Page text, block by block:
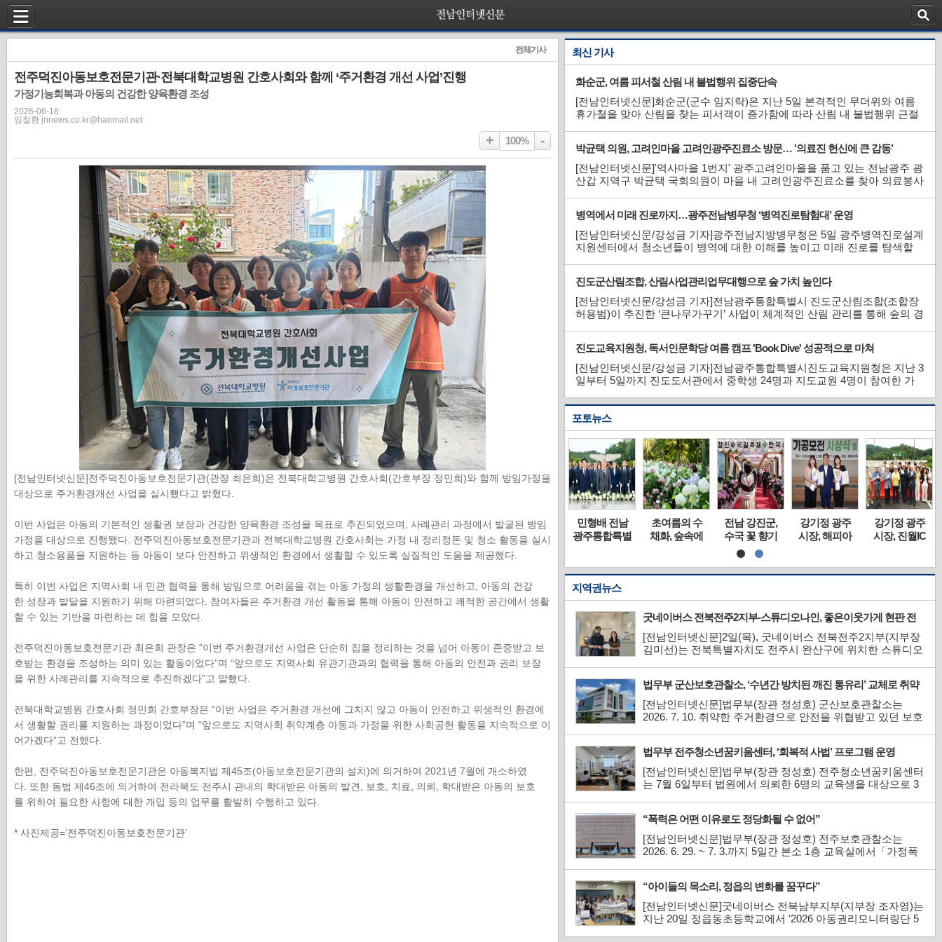
전체기사
전주덕진아동보호전문기관·전북대학교병원 간호사회와 함께 ‘주거환경 개선 사업’진행
가정기능회복과 아동의 건강한 양육환경 조성
2026-06-16
임철환 jnnews.co.kr@hanmail.net
+ 100% -
[전남인터넷신문]전주덕진아동보호전문기관(관장 최은희)은 전북대학교병원 간호사회(간호부장 정민희)와 함께 방임가정을
대상으로 주거환경개선 사업을 실시했다고 밝혔다.
이번 사업은 아동의 기본적인 생활권 보장과 건강한 양육환경 조성을 목표로 추진되었으며, 사례관리 과정에서 발굴된 방임
가정을 대상으로 진행됐다. 전주덕진아동보호전문기관과 전북대학교병원 간호사회는 가정 내 정리정돈 및 청소 활동을 실시
하고 청소용품을 지원하는 등 아동이 보다 안전하고 위생적인 환경에서 생활할 수 있도록 실질적인 도움을 제공했다.
특히 이번 사업은 지역사회 내 민관 협력을 통해 방임으로 어려움을 겪는 아동 가정의 생활환경을 개선하고, 아동의 건강
한 성장과 발달을 지원하기 위해 마련되었다. 참여자들은 주거환경 개선 활동을 통해 아동이 안전하고 쾌적한 공간에서 생활
할 수 있는 기반을 마련하는 데 힘을 모았다.
전주덕진아동보호전문기관 최은희 관장은 “이번 주거환경개선 사업은 단순히 집을 정리하는 것을 넘어 아동이 존중받고 보
호받는 환경을 조성하는 의미 있는 활동이었다”며 “앞으로도 지역사회 유관기관과의 협력을 통해 아동의 안전과 권리 보장
을 위한 사례관리를 지속적으로 추진하겠다”고 말했다.
전북대학교병원 간호사회 정민희 간호부장은 “이번 사업은 주거환경 개선에 그치지 않고 아동이 안전하고 위생적인 환경에
서 생활할 권리를 지원하는 과정이었다”며 “앞으로도 지역사회 취약계층 아동과 가정을 위한 사회공헌 활동을 지속적으로 이
어가겠다”고 전했다.
한편, 전주덕진아동보호전문기관은 아동복지법 제45조(아동보호전문기관의 설치)에 의거하여 2021년 7월에 개소하였
다. 또한 동법 제46조에 의거하여 전라북도 전주시 관내의 학대받은 아동의 발견, 보호, 치료, 의뢰, 학대받은 아동의 보호
를 위하여 필요한 사항에 대한 개입 등의 업무를 활발히 수행하고 있다.
* 사진제공=‘전주덕진아동보호전문기관’
최신 기사
화순군, 여름 피서철 산림 내 불법행위 집중단속
[전남인터넷신문]화순군(군수 임지락)은 지난 5일 본격적인 무더위와 여름
휴가철을 맞아 산림을 찾는 피서객이 증가함에 따라 산림 내 불법행위 근절
위한 것으로, 군은 산림사법...
박균택 의원, 고려인마을 고려인광주진료소 방문… '의료진 헌신에 큰 감동’
[전남인터넷신문]'역사마을 1번지' 광주고려인마을을 품고 있는 전남광주 광
산갑 지역구 박균택 국회의원이 마을 내 고려인광주진료소를 찾아 의료봉사
의료진과 자원봉사자들을 격...
병역에서 미래 진로까지…광주전남병무청 ‘병역진로탐험대’ 운영
[전남인터넷신문/강성금 기자]광주전남지방병무청은 5일 광주병역진로설계
지원센터에서 청소년들이 병역에 대한 이해를 높이고 미래 진로를 탐색할
있도록 체험 중심의 교육으...
진도군산림조합, 산림사업관리업무대행으로 숲 가치 높인다
[전남인터넷신문/강성금 기자]전남광주통합특별시 진도군산림조합(조합장
허용범)이 추진한 ‘큰나무가꾸기’ 사업이 체계적인 산림 관리를 통해 숲의 경
이 약 79.5%인 39.86ha 차지...
진도교육지원청, 독서인문학당 여름 캠프 'Book Dive' 성공적으로 마쳐
[전남인터넷신문/강성금 기자]전남광주통합특별시진도교육지원청은 지난 3
일부터 5일까지 진도도서관에서 중학생 24명과 지도교원 4명이 참여한 가
(Book Dive)’를 개최했다. 캠프가 열린 진도도서관 다목적실은 대형 피크닉
매트, 파라솔, 우드 테이블, 릴렉스 체어...
포토뉴스
신안군, 슬로
시티 신안으
로 떠나라!
2회 무안황토
갯벌축제, 오
는 8월 29일부
터 9월 6일까
갯벌랜드 일
원에서 열려...
전남광주통합
특별시, 5·18
진실 알린 패
트릭 쇼벨에
수여
무안군 관광
팸투어 사진
이모 저모
보성군, 주월
산 패러글라
이딩활공장에
서 만나는 압
경
민형배 전남
광주통합특별
참배
초여름의 수
채화, 숲속에
제림의 화려
전남 강진군,
수국 꽃 향기
에 더위도 잊
강기정 광주
시장, 해피아
부 공모전 시
강기정 광주
시장, 진월IC
현장 방문
지역권뉴스
굿네이버스 전북전주2지부-스튜디오나인, 좋은이웃가게 현판 전
달식 진행
[전남인터넷신문]2일(목), 굿네이버스 전북전주2지부(지부장
김미선)는 전북특별자치도 전주시 완산구에 위치한 스튜디오
눔에 동참해 정기적인 후원을 이어가는 참여형 사회공헌 프
로그램이다. 모인 후원금은 위기 아...
법무부 군산보호관찰소, ‘수년간 방치된 깨진 통유리’ 교체로 취약
계층 안전한 보금자리 선물
[전남인터넷신문]법무부(장관 정성호) 군산보호관찰소는
2026. 7. 10. 취약한 주거환경으로 안전을 위협받고 있던 보호
고졸 검정고시에 합격한 소년보호관찰대상자인 자로 기초생
활 수급자인 부와 장애인인 동생이 함께 ...
법무부 전주청소년꿈키움센터, ‘회복적 사법’ 프로그램 운영
[전남인터넷신문]법무부(장관 정성호) 전주청소년꿈키움센터
는 7월 6일부터 법원에서 의뢰한 6명의 교육생을 대상으로 3
감정적·사회적 치유를 포함하고 있으며, 궁극적인 목표는 청
소년들이 공동체의 ...
“폭력은 어떤 이유로도 정당화될 수 없어”
[전남인터넷신문]법무부(장관 정성호) 전주보호관찰소는
2026. 6. 29. ~ 7. 3.까지 5일간 본소 1층 교육실에서「가정폭
폭력 치료 수강명령 프로그램을 집행했다. 이번 가정폭력치
료 수강명령 집행은 올해 들어 6번째 집행한 것...
“아이들의 목소리, 정읍의 변화를 꿈꾸다”
[전남인터넷신문]굿네이버스 전북남부지부(지부장 조자영)는
지난 20일 정읍동초등학교에서 '2026 아동권리모니터링단 5